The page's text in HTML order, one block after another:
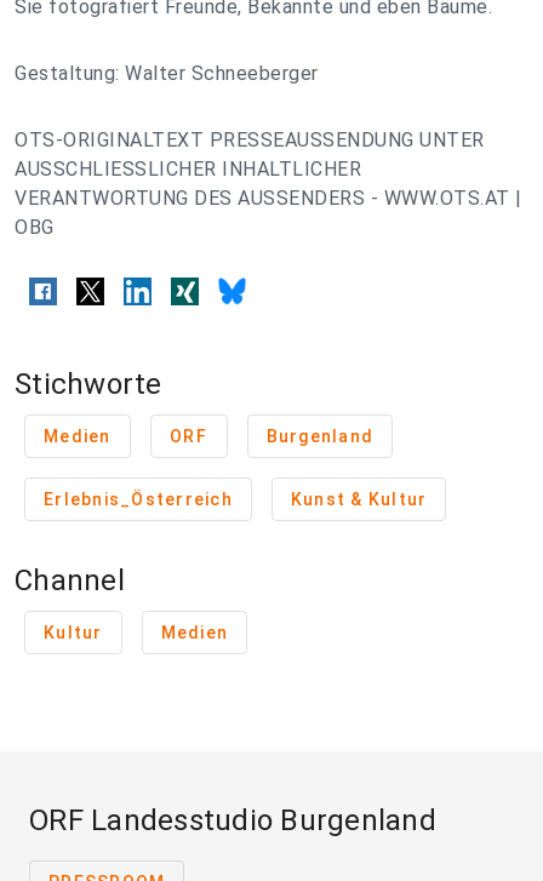
Sie fotografiert Freunde, Bekannte und eben Bäume.
Gestaltung: Walter Schneeberger
OTS-ORIGINALTEXT PRESSEAUSSENDUNG UNTER
AUSSCHLIESSLICHER INHALTLICHER
VERANTWORTUNG DES AUSSENDERS - WWW.OTS.AT |
OBG
Stichworte
Medien ORF Burgenland
Erlebnis_Österreich Kunst & Kultur
Channel
Kultur Medien
ORF Landesstudio Burgenland